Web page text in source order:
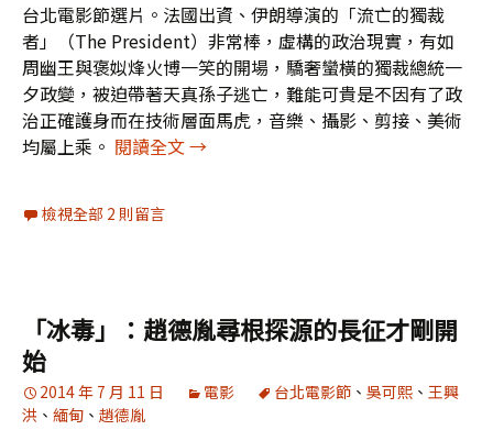
台北電影節選片。法國出資、伊朗導演的「流亡的獨裁
者」（The President）非常棒，虛構的政治現實，有如
周幽王與褒姒烽火博一笑的開場，驕奢蠻橫的獨裁總統一
夕政變，被迫帶著天真孫子逃亡，難能可貴是不因有了政
治正確護身而在技術層面馬虎，音樂、攝影、剪接、美術
均屬上乘。 閱讀全文政治與人性神來之筆的「流亡的獨裁
→
檢視全部 2 則留言
「冰毒」：趙德胤尋根探源的長征才剛開
始
2014 年 7 月 11 日 電影 台北電影節 、 吳可熙 、 王興
洪 、 緬甸 、 趙德胤